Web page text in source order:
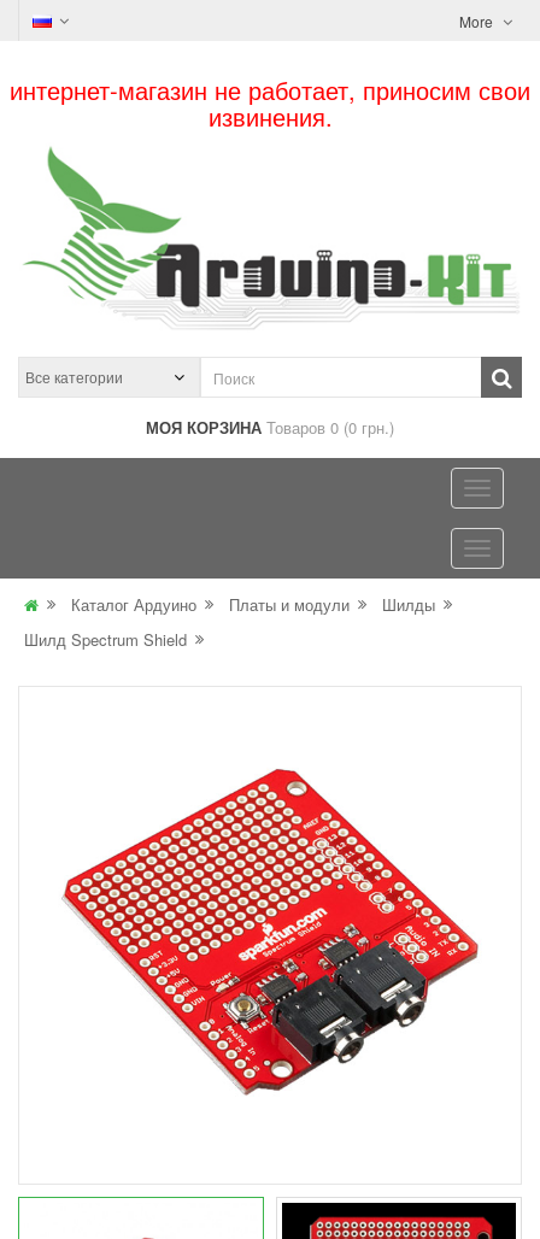
More
интернет-магазин не работает, приносим свои
извинения.
МОЯ КОРЗИНА Товаров 0 (0 грн.)
Каталог Ардуино Платы и модули
Шилды
Шилд Spectrum Shield